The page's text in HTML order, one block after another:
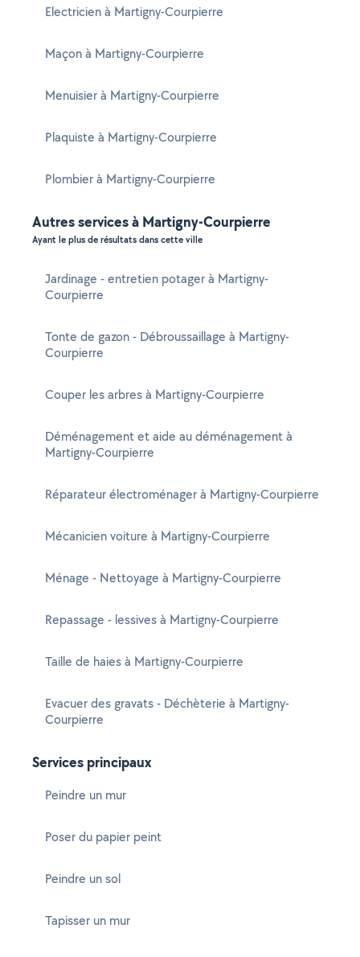
Electricien à Martigny-Courpierre
Maçon à Martigny-Courpierre
Menuisier à Martigny-Courpierre
Plaquiste à Martigny-Courpierre
Plombier à Martigny-Courpierre
Autres services à Martigny-Courpierre
Ayant le plus de résultats dans cette ville
Jardinage - entretien potager à Martigny-
Courpierre
Tonte de gazon - Débroussaillage à Martigny-
Courpierre
Couper les arbres à Martigny-Courpierre
Déménagement et aide au déménagement à
Martigny-Courpierre
Réparateur électroménager à Martigny-Courpierre
Mécanicien voiture à Martigny-Courpierre
Ménage - Nettoyage à Martigny-Courpierre
Repassage - lessives à Martigny-Courpierre
Taille de haies à Martigny-Courpierre
Evacuer des gravats - Déchèterie à Martigny-
Courpierre
Services principaux
Peindre un mur
Poser du papier peint
Peindre un sol
Tapisser un mur